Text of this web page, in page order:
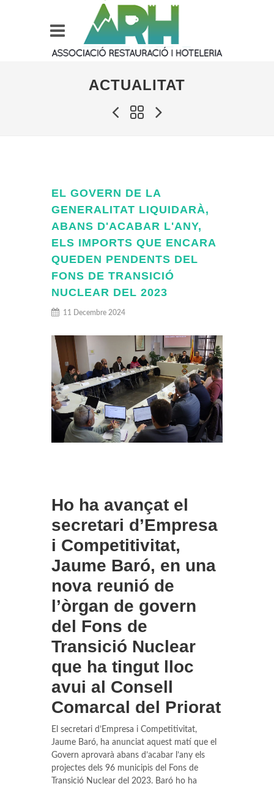
ACTUALITAT
EL GOVERN DE LA
GENERALITAT LIQUIDARÀ,
ABANS D'ACABAR L'ANY,
ELS IMPORTS QUE ENCARA
QUEDEN PENDENTS DEL
FONS DE TRANSICIÓ
NUCLEAR DEL 2023
11 Decembre 2024
Ho ha avançat el
secretari d’Empresa
i Competitivitat,
Jaume Baró, en una
nova reunió de
l’òrgan de govern
del Fons de
Transició Nuclear
que ha tingut lloc
avui al Consell
Comarcal del Priorat
El secretari d’Empresa i Competitivitat,
Jaume Baró, ha anunciat aquest matí que el
Govern aprovarà abans d’acabar l’any els
projectes dels 96 municipis del Fons de
Transició Nuclear del 2023. Baró ho ha